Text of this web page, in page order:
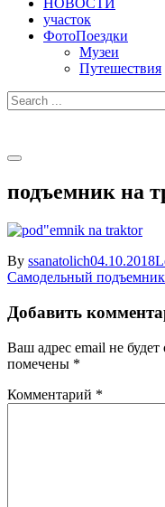
НОВОСТИ
участок
ФотоПоездки
Музеи
Путешествия
Search
for:
подъемник на
By ssanatolich04.10.2018
Навигация
по
записям
Самодельный
Добавить
Ваш адрес email не будет
помечены *
Комментарий *